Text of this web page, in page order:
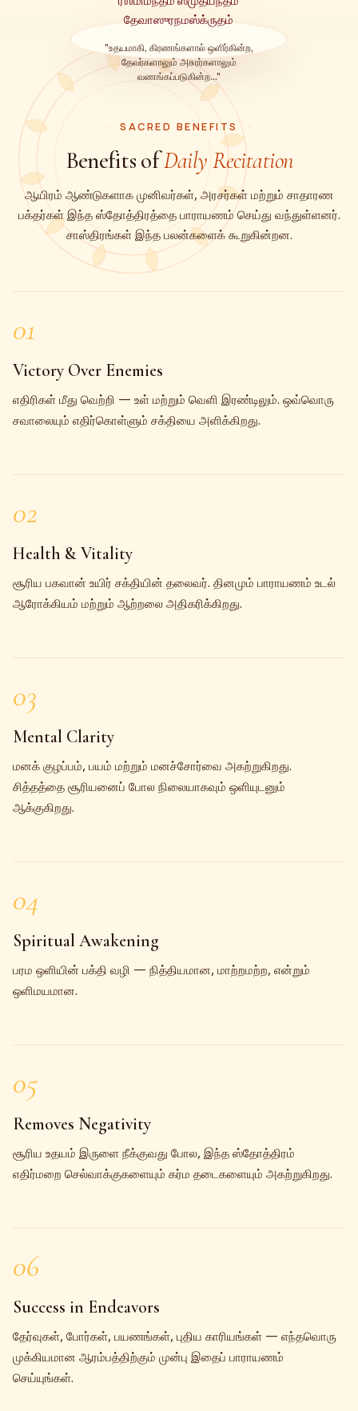
தேவாஸுரநமஸ்க்ருதம்
"உதயமாகி, கிரணங்களால் ஒளிர்கின்ற,
தேவர்களாலும் அசுரர்களாலும்
வணங்கப்படுகின்ற..."
SACRED BENEFITS
Benefits ofDaily Recitation
ஆயிரம் ஆண்டுகளாக முனிவர்கள், அரசர்கள் மற்றும் சாதாரண
பக்தர்கள் இந்த ஸ்தோத்திரத்தை பாராயணம் செய்து வந்துள்ளனர்.
சாஸ்திரங்கள் இந்த பலன்களைக் கூறுகின்றன.
01
Victory Over Enemies
எதிரிகள் மீது வெற்றி — உள் மற்றும் வெளி இரண்டிலும். ஒவ்வொரு
சவாலையும் எதிர்கொள்ளும் சக்தியை அளிக்கிறது.
02
Health & Vitality
சூரிய பகவான் உயிர் சக்தியின் தலைவர். தினமும் பாராயணம் உடல்
ஆரோக்கியம் மற்றும் ஆற்றலை அதிகரிக்கிறது.
03
Mental Clarity
மனக் குழப்பம், பயம் மற்றும் மனச்சோர்வை அகற்றுகிறது.
சித்தத்தை சூரியனைப் போல நிலையாகவும் ஒளியுடனும்
ஆக்குகிறது.
04
Spiritual Awakening
பரம ஒளியின் பக்தி வழி — நித்தியமான, மாற்றமற்ற, என்றும்
ஒளிமயமான.
05
Removes Negativity
சூரிய உதயம் இருளை நீக்குவது போல, இந்த ஸ்தோத்திரம்
எதிர்மறை செல்வாக்குகளையும் கர்ம தடைகளையும் அகற்றுகிறது.
06
Success in Endeavors
தேர்வுகள், போர்கள், பயணங்கள், புதிய காரியங்கள் — எந்தவொரு
முக்கியமான ஆரம்பத்திற்கும் முன்பு இதைப் பாராயணம்
செய்யுங்கள்.